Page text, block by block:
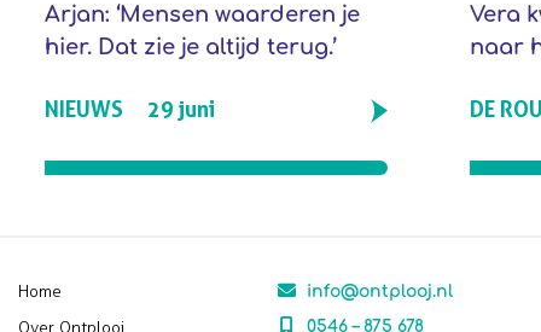
Arjan: ‘Mensen waarderen je
hier. Dat zie je altijd terug.’
NIEUWS 29 juni
Vera
naar
DE
Home
Over Ontplooj
info@ontplooj.nl
0546 – 875 678